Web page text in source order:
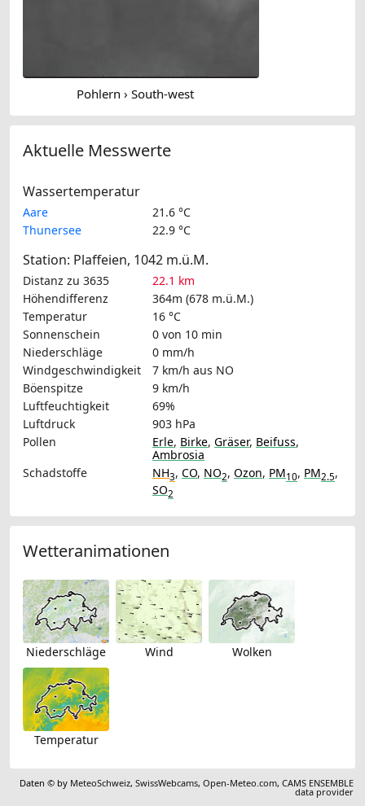
Pohlern › South-west
Aktuelle Messwerte
Wassertemperatur
Aare
21.6 °C
Thunersee
22.9 °C
Station: Plaffeien, 1042 m.ü.M.
Distanz zu 3635
22.1 km
Höhendifferenz
364m (678 m.ü.M.)
Temperatur
16 °C
Sonnenschein
0 von 10 min
Niederschläge
0 mm/h
Windgeschwindigkeit
7 km/h aus NO
Böenspitze
9 km/h
Luftfeuchtigkeit
69%
Luftdruck
903 hPa
Pollen
Erle, Birke, Gräser, Beifuss,
Ambrosia
Schadstoffe
NH3, CO, NO2, Ozon, PM10, PM2.5,
SO2
Wetteranimationen
Niederschläge Wind Wolken
Temperatur
Daten © by MeteoSchweiz,SwissWebcams,Open-Meteo.com,CAMS ENSEMBLE
data provider